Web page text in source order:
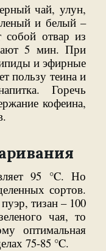
чай, улун,
и белый –
собой отвар из
5 мин. При
и эфирные
пользу теина и
Горечь
кофеина,
95 °C. Но
сортов.
тизан – 100
чая, то
оптимальная
75-85 °C.